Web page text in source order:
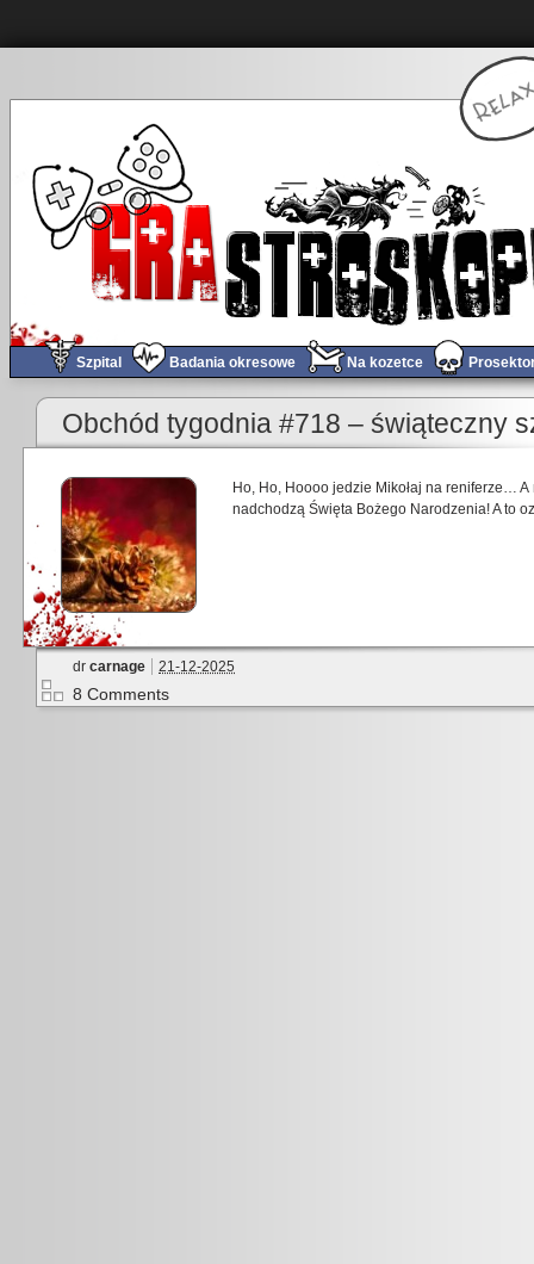
Szpital Badania okresowe Na kozetce
Obchód tygodnia #718 – świąteczny
Ho, Ho, Hoooo jedzie Mikołaj na reniferze…
nadchodzą Święta Bożego Narodzenia! A to
dr carnage 21-12-2025
8 Comments